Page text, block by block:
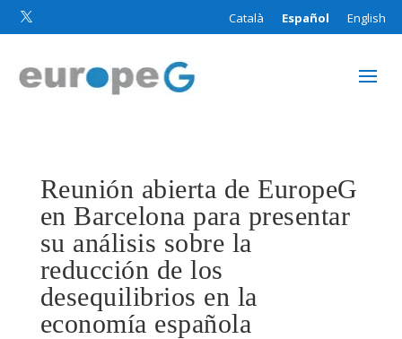
 Català Español English
Reunión abierta de EuropeG
en Barcelona para presentar
su análisis sobre la
reducción de los
desequilibrios en la
economía española